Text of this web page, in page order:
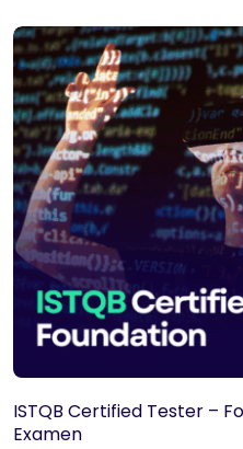
ISTQB Certified Tester –
Examen